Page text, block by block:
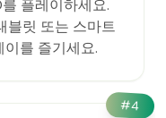
플레이하세요.
블릿 또는 스마트
를 즐기세요.
#4